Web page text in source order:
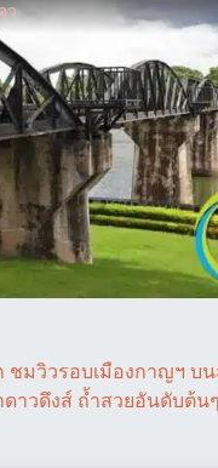
ว
ต์ชมวิวรอบเมืองกาญฯ บ
าวดึงส์ ถ้ำสวยอันดับต้น